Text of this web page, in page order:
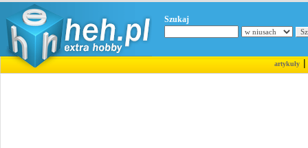
Szukaj
artykuły|